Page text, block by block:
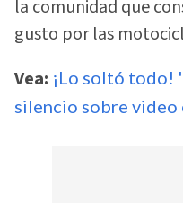
la comunidad que
gusto por las
Vea: ¡Lo soltó todo!
silencio sobre video